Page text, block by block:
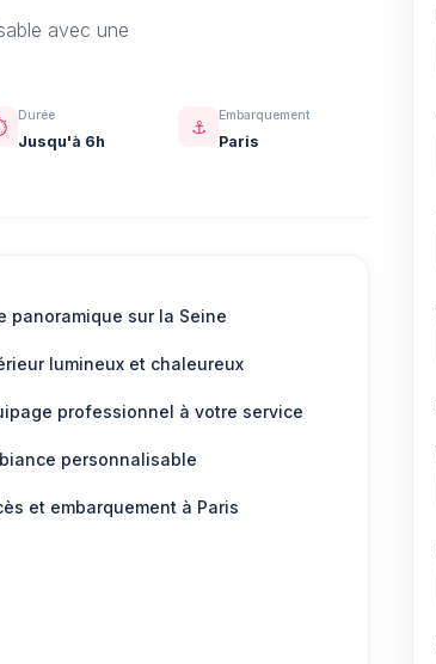
avec une
Durée
Jusqu'à 6h
⚓ Embarquement
Paris
panoramique sur la Seine
lumineux et chaleureux
professionnel à votre service
personnalisable
et embarquement à Paris